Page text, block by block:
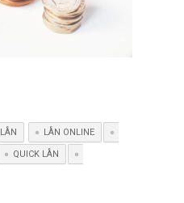
LÅN LÅN ONLINE
QUICK LÅN